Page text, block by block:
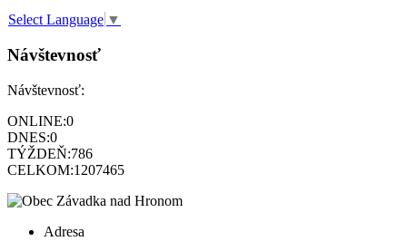
Select Language ▼
Návštevnosť
Návštevnosť:
ONLINE:0
DNES:0
TÝŽDEŇ:786
CELKOM:1207465
Adresa